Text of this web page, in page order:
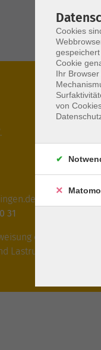
31
die IBAN für die
Lastrup!
Cookies
Cookie
Ihr
von
Matomo